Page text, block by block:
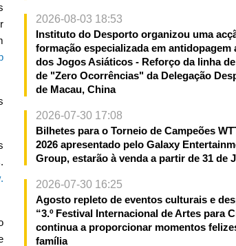
2026-08-03 18:53
Instituto do Desporto organizou uma
formação especializada em antidopagem
dos Jogos Asiáticos - Reforço da linha
de "Zero Ocorrências" da Delegação
de Macau, China
2026-07-30 17:08
Bilhetes para o Torneio de Campeões
2026 apresentado pelo Galaxy
Group, estarão à venda a partir de 31 de
2026-07-30 16:25
Agosto repleto de eventos culturais e
“3.º Festival Internacional de Artes para
continua a proporcionar momentos
família